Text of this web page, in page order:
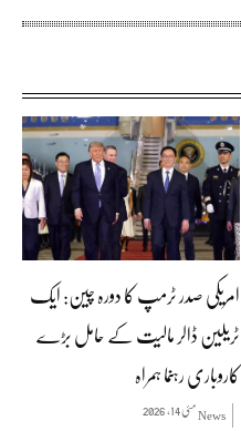
امریکی صدر ٹرمپ کا دورہ چین: ایک
ٹریلین ڈالر مالیت کے حامل بڑے
کاروباری رہنما ہمراہ
Newsمئی 14, 2026